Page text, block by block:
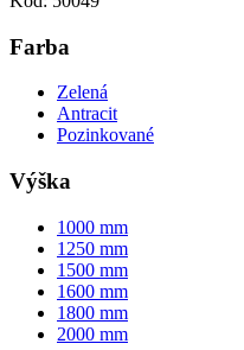
Farba
Zelená
Antracit
Pozinkované
Výška
1000 mm
1250 mm
1500 mm
1600 mm
1800 mm
2000 mm